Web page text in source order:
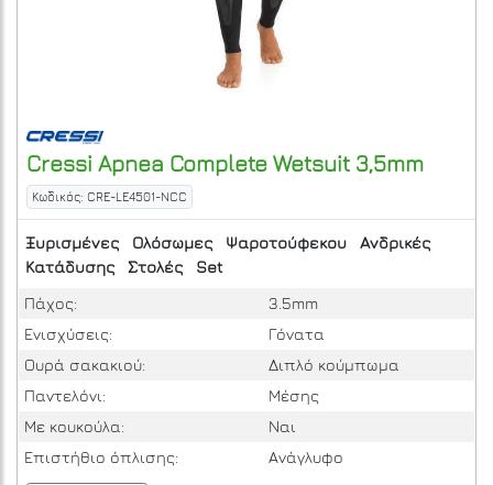
Cressi Apnea Complete Wetsuit 3,5mm
Κωδικός: CRE-LE4501-NCC
Ξυρισμένες Ολόσωμες Ψαροτούφεκου
Ανδρικές
Κατάδυσης
Στολές
Set
Πάχος:
3.5mm
Ενισχύσεις:
Γόνατα
Ουρά σακακιού:
Διπλό κούμπωμα
Παντελόνι:
Μέσης
Με κουκούλα:
Ναι
Επιστήθιο όπλισης:
Ανάγλυφο